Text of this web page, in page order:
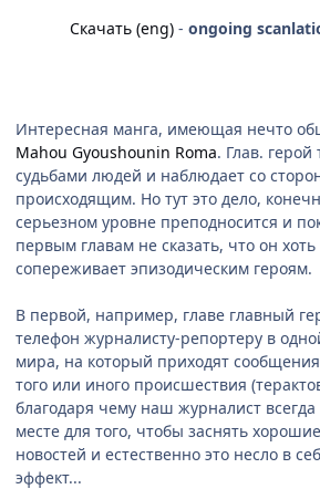
Скачать (eng) - ongoing
Интересная манга, имеющая нечто
Mahou Gyoushounin Roma. Глав. герой
судьбами людей и наблюдает со
происходящим. Но тут это дело,
серьезном уровне преподносится и
первым главам не сказать, что он хоть
сопереживает эпизодическим героям.
В первой, например, главе главный
телефон журналисту-репортеру в
мира, на который приходят
того или иного происшествия
благодаря чему наш журналист
месте для того, чтобы заснять
новостей и естественно это несло в
эффект...